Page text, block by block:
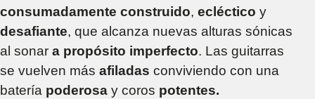
consumadamente construido, ecléctico y
desafiante, que alcanza nuevas alturas sónicas
al sonar a propósito imperfecto. Las guitarras
se vuelven más afiladas conviviendo con una
batería poderosa y coros potentes.